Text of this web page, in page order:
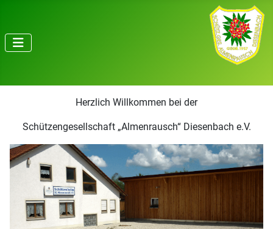
Herzlich Willkommen bei der
Schützengesellschaft „Almenrausch“ Diesenbach e.V.